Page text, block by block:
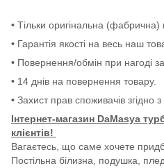
• Тільки оригінальна (фабрична)
• Гарантія якості на весь наш
• Повернення/обмін при нагоді
• 14 днів на повернення товару.
• Захист прав споживачів згідно
Інтернет-магазин DaMasya
клієнтів!
Вагаєтесь, що саме хочете
Постільна білизна, подушка,